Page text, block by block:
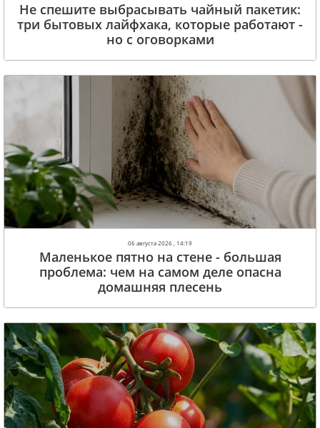
Не спешите выбрасывать чайный пакетик:
три бытовых лайфхака, которые работают -
но с оговорками
06 августа 2026 , 14:19
Маленькое пятно на стене - большая
проблема: чем на самом деле опасна
домашняя плесень